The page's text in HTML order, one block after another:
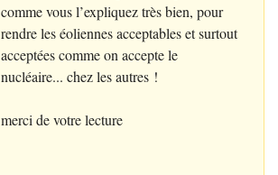
comme vous l’expliquez très bien, pour
rendre les éoliennes acceptables et surtout
acceptées comme on accepte le
nucléaire... chez les autres !
merci de votre lecture